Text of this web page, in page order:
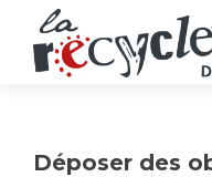
Déposer des